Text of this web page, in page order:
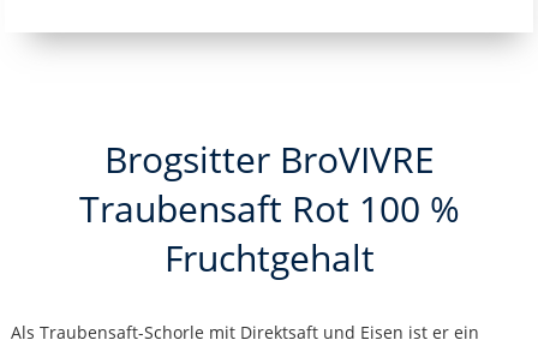
Brogsitter BroVIVRE
Traubensaft Rot 100 %
Fruchtgehalt
Als Traubensaft-Schorle mit Direktsaft und Eisen ist er ein